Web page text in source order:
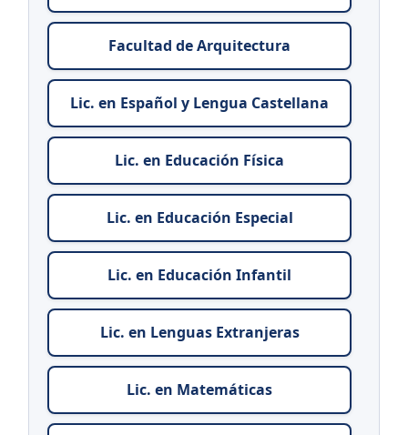
Facultad de Arquitectura
Lic. en Español y Lengua Castellana
Lic. en Educación Física
Lic. en Educación Especial
Lic. en Educación Infantil
Lic. en Lenguas Extranjeras
Lic. en Matemáticas